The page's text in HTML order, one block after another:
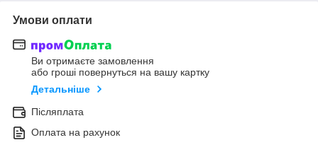
Умови оплати
Ви отримаєте замовлення
або гроші повернуться на вашу картку
Детальніше
Післяплата
Оплата на рахунок